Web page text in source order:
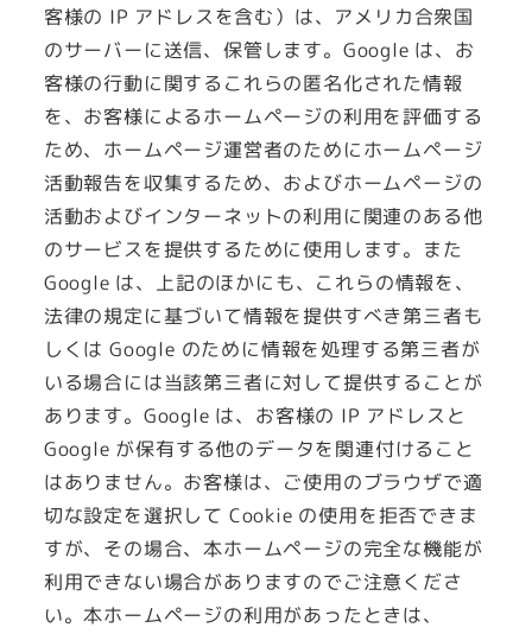
客様の IP アドレスを含む）は、アメリカ合衆国
のサーバーに送信、保管します。Google は、お
客様の行動に関するこれらの匿名化された情報
を、お客様によるホームページの利用を評価する
ため、ホームページ運営者のためにホームページ
活動報告を収集するため、およびホームページの
活動およびインターネットの利用に関連のある他
のサービスを提供するために使用します。また
Google は、上記のほかにも、これらの情報を、
法律の規定に基づいて情報を提供すべき第三者も
しくは Google のために情報を処理する第三者が
いる場合には当該第三者に対して提供することが
あります。Google は、お客様の IP アドレスと
Google が保有する他のデータを関連付けること
はありません。お客様は、ご使用のブラウザで適
切な設定を選択して Cookie の使用を拒否できま
すが、その場合、本ホームページの完全な機能が
利用できない場合がありますのでご注意くださ
い。本ホームページの利用があったときは、